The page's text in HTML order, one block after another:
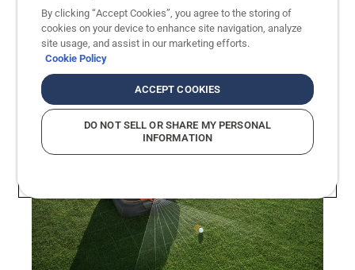
By clicking “Accept Cookies”, you agree to the storing of
cookies on your device to enhance site navigation, analyze
site usage, and assist in our marketing efforts.
Cookie Policy
ACCEPT COOKIES
DO NOT SELL OR SHARE MY PERSONAL
INFORMATION